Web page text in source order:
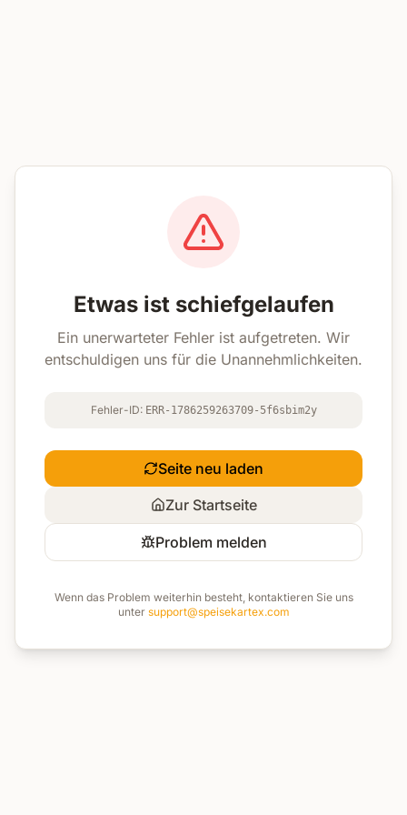
Etwas ist schiefgelaufen
Ein unerwarteter Fehler ist aufgetreten. Wir
entschuldigen uns für die Unannehmlichkeiten.
Fehler-ID: ERR-1786259263709-5f6sbim2y
Seite neu laden
Zur Startseite
Problem melden
Wenn das Problem weiterhin besteht, kontaktieren Sie uns
unter support@speisekartex.com